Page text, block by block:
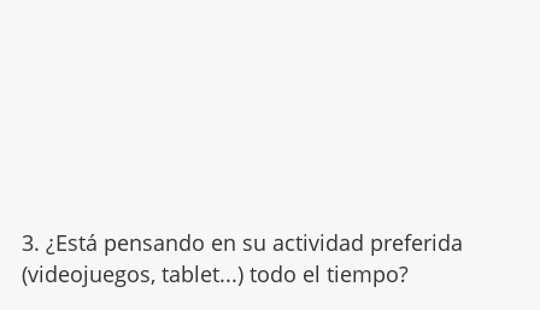
3. ¿Está pensando en su actividad preferida
(videojuegos, tablet...) todo el tiempo?